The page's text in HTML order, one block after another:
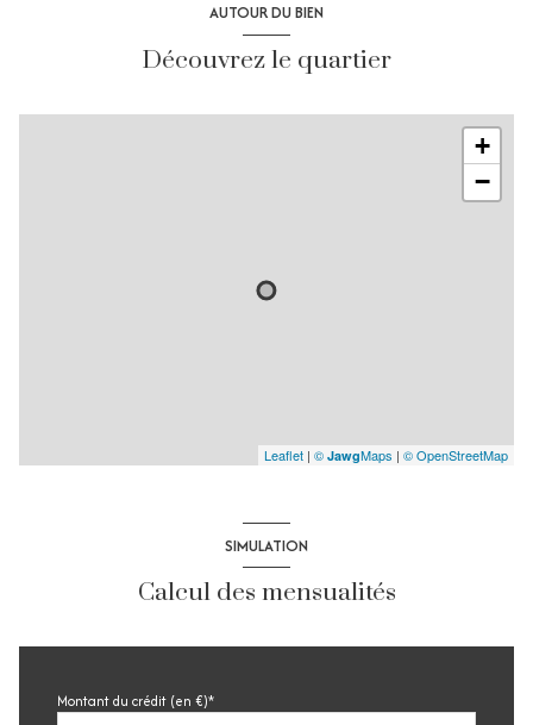
AUTOUR DU BIEN
Découvrez le quartier
+
−
Leaflet | © JawgMaps | © OpenStreetMap
SIMULATION
Calcul des mensualités
Montant du crédit (en €)*